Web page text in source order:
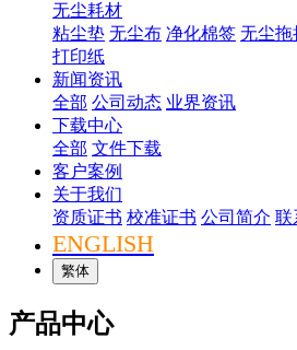
无尘耗材
粘尘垫 无尘布 净化棉签 无尘拖
打印纸
新闻资讯
全部 公司动态 业界资讯
下载中心
全部 文件下载
客户案例
关于我们
资质证书 校准证书 公司简介 联
ENGLISH
繁体
产品中心